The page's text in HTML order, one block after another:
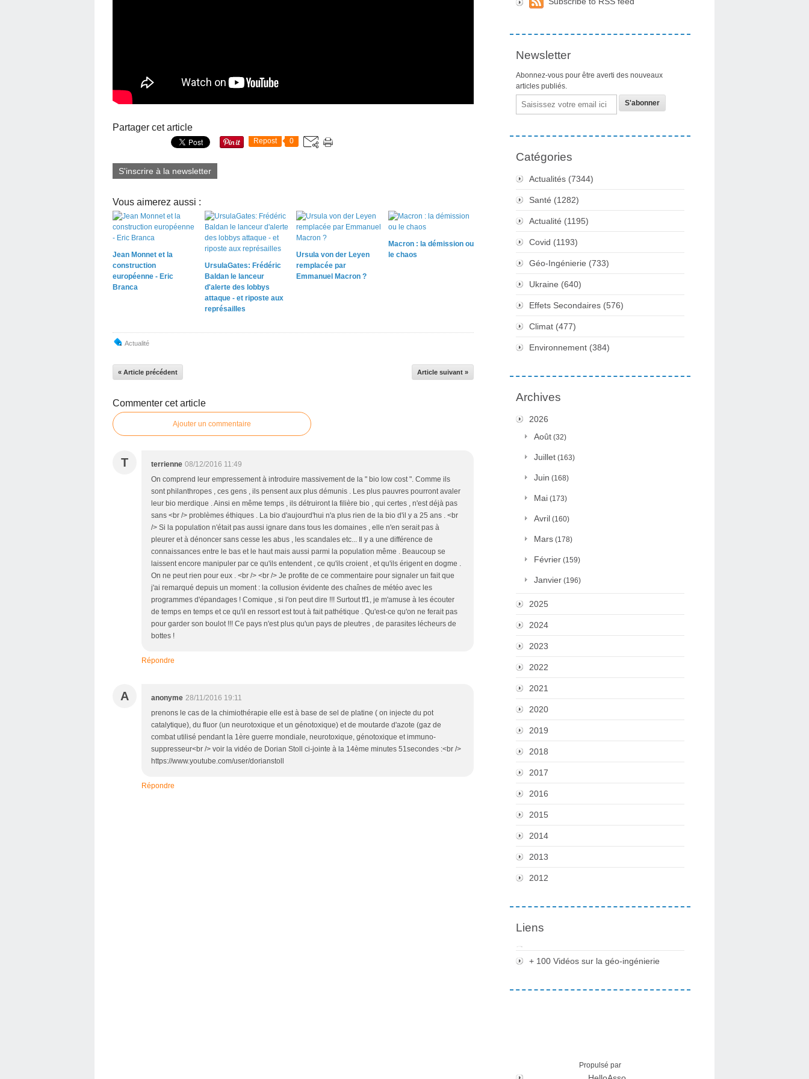
Partager cet article
Repost 0
S'inscrire à la newsletter
Vous aimerez aussi :
Jean Monnet et la
construction
européenne - Eric
Branca
UrsulaGates: Frédéric
Baldan le lanceur
d'alerte des lobbys
attaque - et riposte aux
représailles
Ursula von der Leyen
remplacée par
Emmanuel Macron ?
Macron : la démission ou
le chaos
Actualité
« Article précédent Article suivant »
Commenter cet article
Ajouter un commentaire
T terrienne 08/12/2016 11:49
On comprend leur empressement à introduire massivement de la " bio low cost ". Comme ils
sont philanthropes , ces gens , ils pensent aux plus démunis . Les plus pauvres pourront avaler
leur bio merdique . Ainsi en même temps , ils détruiront la filière bio , qui certes , n'est déjà pas
sans <br /> problèmes éthiques . La bio d'aujourd'hui n'a plus rien de la bio d'il y a 25 ans . <br
/> Si la population n'était pas aussi ignare dans tous les domaines , elle n'en serait pas à
pleurer et à dénoncer sans cesse les abus , les scandales etc... Il y a une différence de
connaissances entre le bas et le haut mais aussi parmi la population même . Beaucoup se
laissent encore manipuler par ce qu'ils entendent , ce qu'ils croient , et qu'ils érigent en dogme .
On ne peut rien pour eux . <br /> <br /> Je profite de ce commentaire pour signaler un fait que
j'ai remarqué depuis un moment : la collusion évidente des chaînes de météo avec les
programmes d'épandages ! Comique , si l'on peut dire !!! Surtout tf1, je m'amuse à les écouter
de temps en temps et ce qu'il en ressort est tout à fait pathétique . Qu'est-ce qu'on ne ferait pas
pour garder son boulot !!! Ce pays n'est plus qu'un pays de pleutres , de parasites lécheurs de
bottes !
Répondre
A anonyme 28/11/2016 19:11
prenons le cas de la chimiothérapie elle est à base de sel de platine ( on injecte du pot
catalytique), du fluor (un neurotoxique et un génotoxique) et de moutarde d'azote (gaz de
combat utilisé pendant la 1ère guerre mondiale, neurotoxique, génotoxique et immuno-
suppresseur<br /> voir la vidéo de Dorian Stoll ci-jointe à la 14ème minutes 51secondes :<br />
https://www.youtube.com/user/dorianstoll
Répondre
Newsletter
Abonnez-vous pour être averti des nouveaux
articles publiés.
Email
Catégories
Actualités (7344)
Santé (1282)
Actualité (1195)
Covid (1193)
Géo-Ingénierie (733)
Ukraine (640)
Effets Secondaires (576)
Climat (477)
Environnement (384)
Archives
2026
Août (32)
Juillet (163)
Juin (168)
Mai (173)
Avril (160)
Mars (178)
Février (159)
Janvier (196)
2025
2024
2023
2022
2021
2020
2019
2018
2017
2016
2015
2014
2013
2012
Liens
+ 100 Vidéos sur la géo-ingénierie
Propulsé par